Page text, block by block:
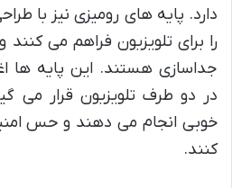
دارد. پایه های رومیزی نیز با
را برای تلویزیون فراهم می
جداسازی هستند. این پایه ها
در دو طرف تلویزیون قرار می
خوبی انجام می دهند و حس
کنند.